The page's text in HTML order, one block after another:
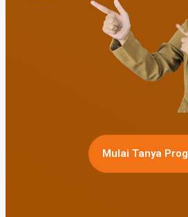
Mulai Tanya